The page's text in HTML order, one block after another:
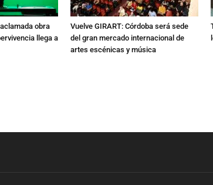
obra
llega a
Vuelve GIRART: Córdoba será sede
del gran mercado internacional de
artes escénicas y música